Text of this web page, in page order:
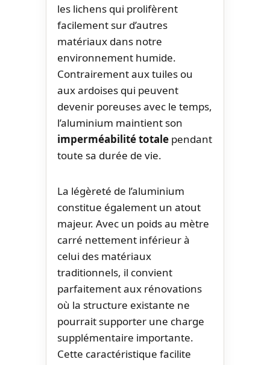
les lichens qui prolifèrent
facilement sur d’autres
matériaux dans notre
environnement humide.
Contrairement aux tuiles ou
aux ardoises qui peuvent
devenir poreuses avec le temps,
l’aluminium maintient son
imperméabilité totale pendant
toute sa durée de vie.
La légèreté de l’aluminium
constitue également un atout
majeur. Avec un poids au mètre
carré nettement inférieur à
celui des matériaux
traditionnels, il convient
parfaitement aux rénovations
où la structure existante ne
pourrait supporter une charge
supplémentaire importante.
Cette caractéristique facilite